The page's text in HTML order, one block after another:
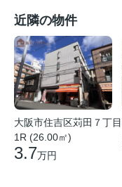
近隣の物件
大阪市住吉区苅田７丁目
1R (26.00㎡)
3.7万円